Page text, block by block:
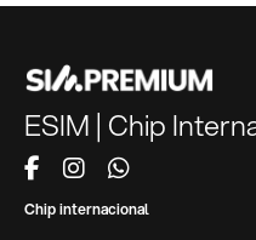
ESIM | Chip
Chip internacional